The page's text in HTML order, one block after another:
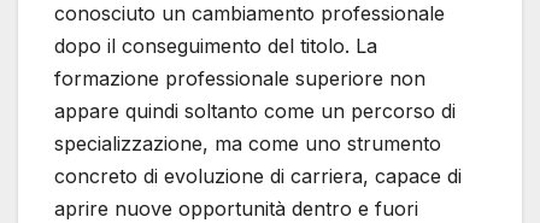
conosciuto un cambiamento professionale
dopo il conseguimento del titolo. La
formazione professionale superiore non
appare quindi soltanto come un percorso di
specializzazione, ma come uno strumento
concreto di evoluzione di carriera, capace di
aprire nuove opportunità dentro e fuori